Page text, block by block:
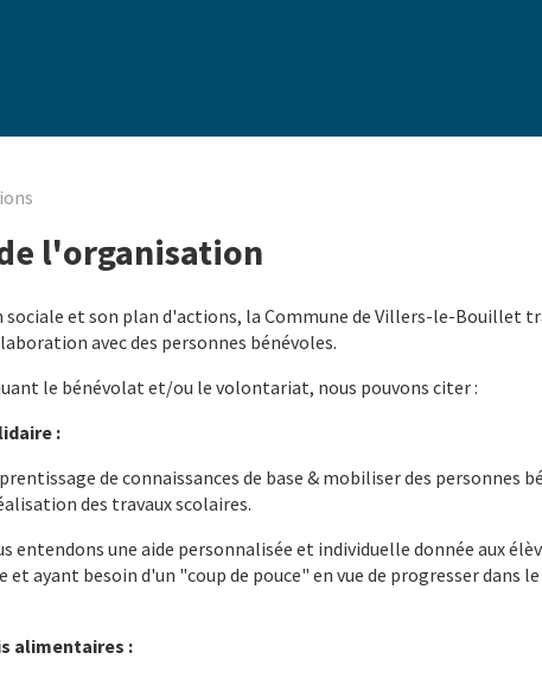
l'organisation
sociale et son plan d'actions, la Commune de Villers-le-Bouillet
avec des personnes bénévoles.
le bénévolat et/ou le volontariat, nous pouvons citer :
:
de connaissances de base & mobiliser des personnes
des travaux scolaires.
entendons une aide personnalisée et individuelle donnée aux
ayant besoin d'un "coup de pouce" en vue de progresser dans le
alimentaires :